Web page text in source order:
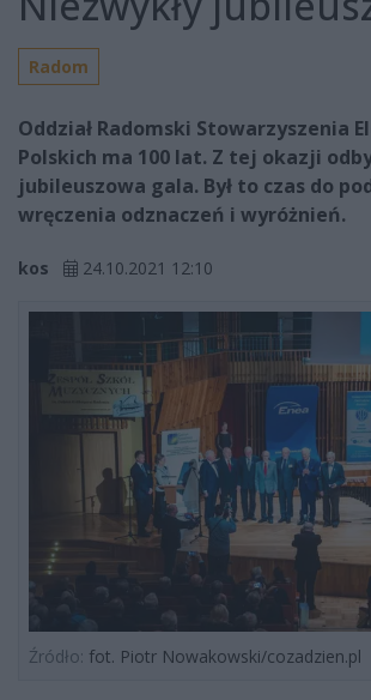
Radom
Oddział Radomski Stowarzyszenia
Polskich ma 100 lat. Z tej okazji
jubileuszowa gala. Był to czas do
wręczenia odznaczeń i wyróżnień.
kos 24.10.2021 12:10
Źródło: fot. Piotr Nowakowski/cozadzien.pl